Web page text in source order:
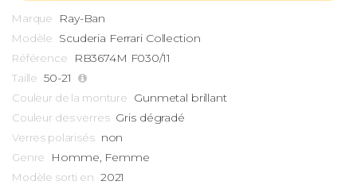
Marque Ray-Ban
Modèle Scuderia Ferrari Collection
Référence RB3674M F030/11
Taille 50-21
Couleur de la monture Gunmetal brillant
Couleur des verres Gris dégradé
Verres polarisés non
Genre Homme, Femme
Modèle sorti en 2021